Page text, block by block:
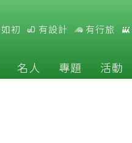
初 有設計 有行旅
名人 專題 活動